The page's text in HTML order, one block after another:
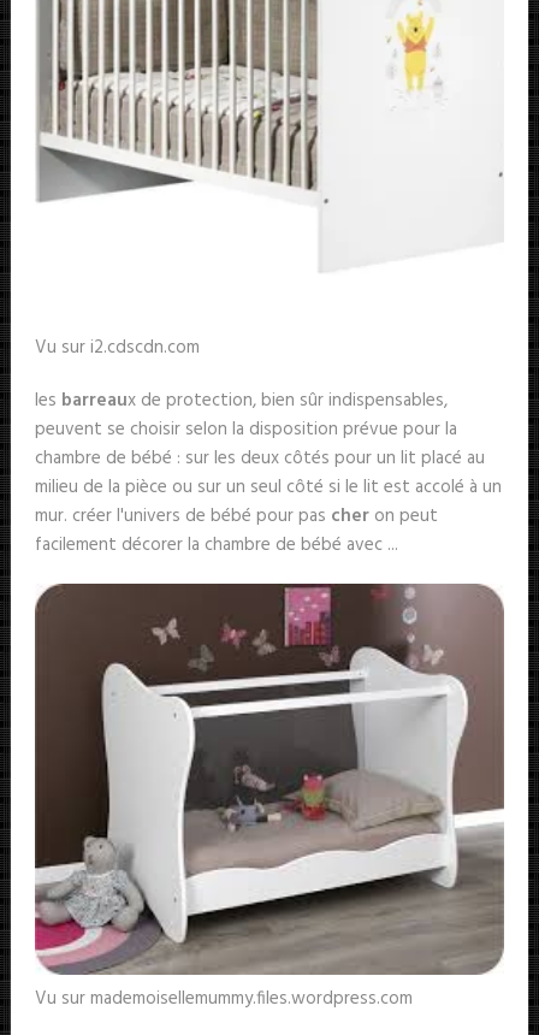
Vu sur i2.cdscdn.com
les barreaux de protection, bien sûr indispensables,
peuvent se choisir selon la disposition prévue pour la
chambre de bébé : sur les deux côtés pour un lit placé au
milieu de la pièce ou sur un seul côté si le lit est accolé à un
mur. créer l'univers de bébé pour pas cheron peut
facilement décorer la chambre de bébé avec ...
Vu sur mademoisellemummy.files.wordpress.com